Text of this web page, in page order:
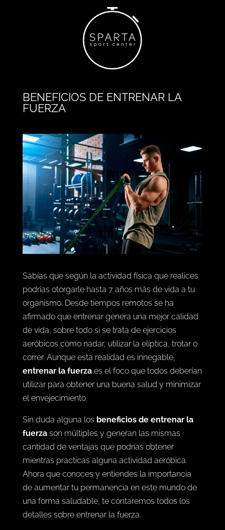
BENEFICIOS DE ENTRENAR LA
FUERZA
Sabías que según la actividad física que realices
podrías otorgarle hasta 7 años más de vida a tu
organismo. Desde tiempos remotos se ha
afirmado que entrenar genera una mejor calidad
de vida, sobre todo si se trata de ejercicios
aeróbicos como nadar, utilizar la elíptica, trotar o
correr. Aunque esta realidad es innegable,
entrenar la fuerzaes el foco que todos deberían
utilizar para obtener una buena salud y minimizar
el envejecimiento.
Sin duda alguna los beneficios de entrenar la
fuerzason múltiples y generan las mismas
cantidad de ventajas que podrías obtener
mientras practicas alguna actividad aeróbica.
Ahora que conoces y entiendes la importancia
de aumentar tu permanencia en este mundo de
una forma saludable, te contaremos todos los
detalles sobre entrenar la fuerza.